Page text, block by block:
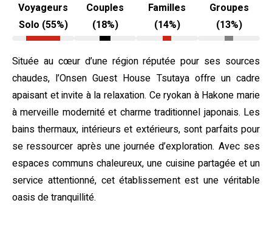
Voyageurs
Solo (55%)
Couples
(18%)
Familles
(14%)
Groupes
(13%)
Située au cœur d’une région réputée pour ses sources
chaudes, l’Onsen Guest House Tsutaya offre un cadre
apaisant et invite à la relaxation. Ce ryokan à Hakone marie
à merveille modernité et charme traditionnel japonais. Les
bains thermaux, intérieurs et extérieurs, sont parfaits pour
se ressourcer après une journée d’exploration. Avec ses
espaces communs chaleureux, une cuisine partagée et un
service attentionné, cet établissement est une véritable
oasis de tranquillité.